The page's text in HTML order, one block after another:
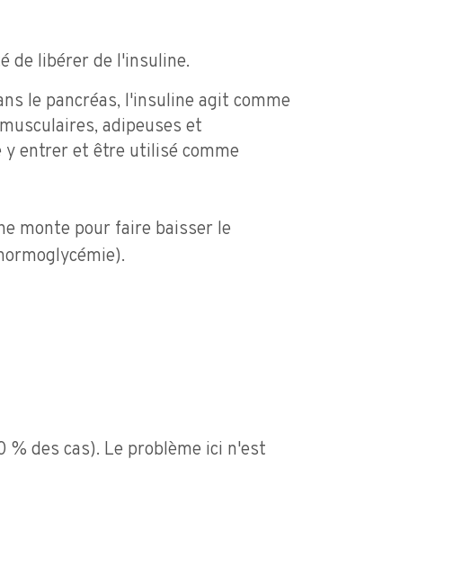
de libérer de l'insuline.
le pancréas, l'insuline agit comme
adipeuses et
entrer et être utilisé comme
monte pour faire baisser le
% des cas). Le problème ici n'est